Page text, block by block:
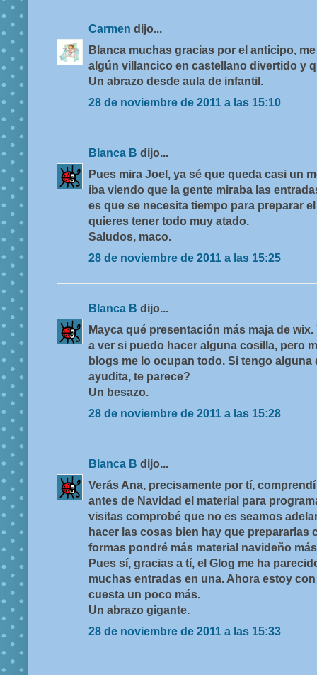
Carmen dijo...
Blanca muchas gracias por el anticipo,
algún villancico en castellano divertido y
Un abrazo desde aula de infantil.
28 de noviembre de 2011 a las 15:10
Blanca B dijo...
Pues mira Joel, ya sé que queda casi un
iba viendo que la gente miraba las
es que se necesita tiempo para preparar
quieres tener todo muy atado.
Saludos, maco.
28 de noviembre de 2011 a las 15:25
Blanca B dijo...
Mayca qué presentación más maja de
a ver si puedo hacer alguna cosilla, pero
blogs me lo ocupan todo. Si tengo
ayudita, te parece?
Un besazo.
28 de noviembre de 2011 a las 15:28
Blanca B dijo...
Verás Ana, precisamente por tí,
antes de Navidad el material para
visitas comprobé que no es seamos
hacer las cosas bien hay que prepararlas
formas pondré más material navideño
Pues sí, gracias a tí, el Glog me ha
muchas entradas en una. Ahora estoy
cuesta un poco más.
Un abrazo gigante.
28 de noviembre de 2011 a las 15:33